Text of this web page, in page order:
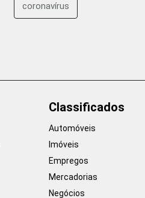
coronavírus
Classificados
Automóveis
Imóveis
Empregos
Mercadorias
Negócios